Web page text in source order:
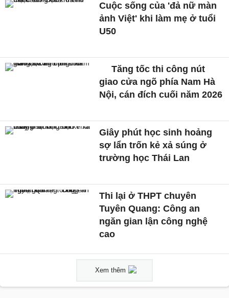
Cuộc sống của 'đả nữ màn
ảnh Việt' khi làm mẹ ở tuổi
U50
Tăng tốc thi công nút
giao cửa ngõ phía Nam Hà
Nội, cán đích cuối năm 2026
Giây phút học sinh hoảng
sợ lẩn trốn kẻ xả súng ở
trường học Thái Lan
Thi lại ở THPT chuyên
Tuyên Quang: Công an
ngăn gian lận công nghệ
cao
Xem thêm